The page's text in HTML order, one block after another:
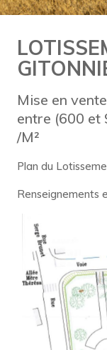
Mise en
entre (600 et
/M²
Plan du
Renseignements